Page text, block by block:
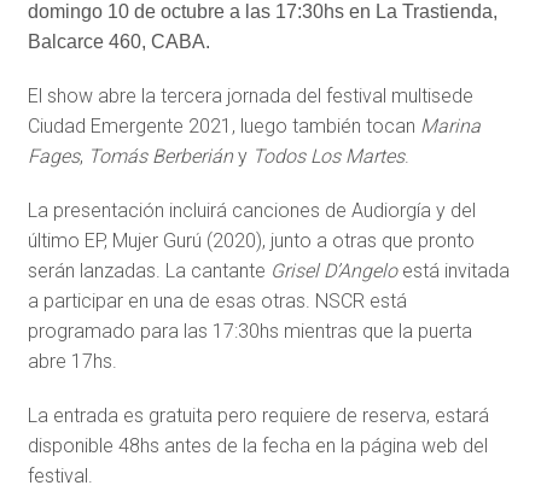
domingo 10 de octubre a las 17:30hs en La Trastienda,
Balcarce 460, CABA.
El show abre la tercera jornada del festival multisede
Ciudad Emergente 2021, luego también tocan Marina
Fages, Tomás Berberiány Todos Los Martes.
La presentación incluirá canciones de Audiorgía y del
último EP, Mujer Gurú (2020), junto a otras que pronto
serán lanzadas. La cantante Grisel D’Angeloestá invitada
a participar en una de esas otras. NSCR está
programado para las 17:30hs mientras que la puerta
abre 17hs.
La entrada es gratuita pero requiere de reserva, estará
disponible 48hs antes de la fecha en la página web del
festival.